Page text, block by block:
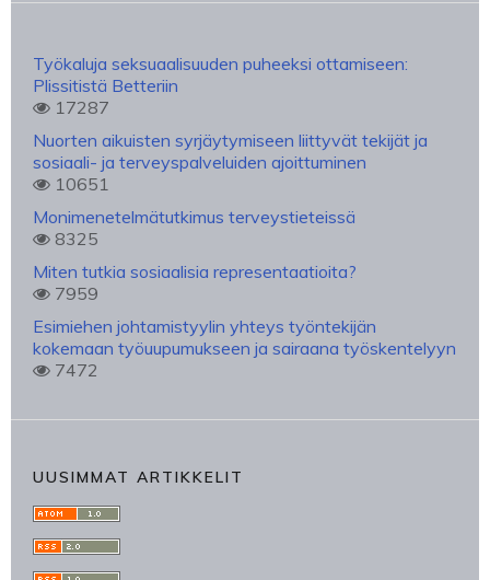
Työkaluja seksuaalisuuden puheeksi ottamiseen:
Plissitistä Betteriin
17287
Nuorten aikuisten syrjäytymiseen liittyvät tekijät ja
sosiaali- ja terveyspalveluiden ajoittuminen
10651
Monimenetelmätutkimus terveystieteissä
8325
Miten tutkia sosiaalisia representaatioita?
7959
Esimiehen johtamistyylin yhteys työntekijän
kokemaan työuupumukseen ja sairaana työskentelyyn
7472
UUSIMMAT ARTIKKELIT